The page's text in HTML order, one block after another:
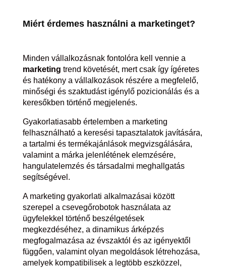
Miért érdemes használni a marketinget?
Minden vállalkozásnak fontolóra kell vennie a
marketing trend követését, mert csak így ígéretes
és hatékony a vállalkozások részére a megfelelő,
minőségi és szaktudást igénylő pozicionálás és a
keresőkben történő megjelenés.
Gyakorlatiasabb értelemben a marketing
felhasználható a keresési tapasztalatok javítására,
a tartalmi és termékajánlások megvizsgálására,
valamint a márka jelenlétének elemzésére,
hangulatelemzés és társadalmi meghallgatás
segítségével.
A marketing gyakorlati alkalmazásai között
szerepel a csevegőrobotok használata az
ügyfelekkel történő beszélgetések
megkezdéséhez, a dinamikus árképzés
megfogalmazása az évszaktól és az igényektől
függően, valamint olyan megoldások létrehozása,
amelyek kompatibilisek a legtöbb eszközzel,